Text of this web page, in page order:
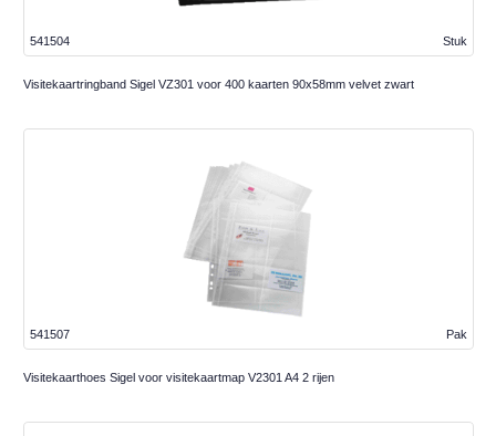
Stuk
541504
Visitekaartringband Sigel VZ301 voor 400 kaarten 90x58mm velvet zwart
Pak
541507
Visitekaarthoes Sigel voor visitekaartmap V2301 A4 2 rijen